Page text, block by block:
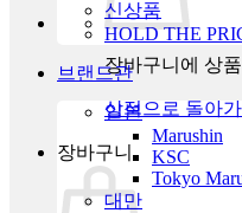
장바구니에 상
상점으로 돌아가
장바구니
신상품
HOLD THE
브랜드관
일본
Marushin
KSC
Tokyo
대만